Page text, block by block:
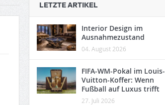
LETZTE ARTIKEL
Interior Design im
Ausnahmezustand
04. August 2026
FIFA-WM-Pokal im Louis-
Vuitton-Koffer: Wenn
Fußball auf Luxus trifft
27. Juli 2026